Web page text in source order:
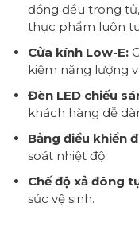
đồng đều trong
thực phẩm luôn
Cửa kính Low-E:
kiệm năng lượng
Đèn LED chiếu
khách hàng dễ
Bảng điều khiển
soát nhiệt độ.
Chế độ xả đông
sức vệ sinh.